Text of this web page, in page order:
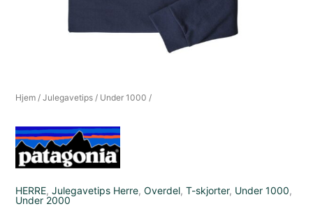
Hjem /Julegavetips / Under 1000 /
HERRE,Julegavetips Herre,Overdel,T-skjorter, Under 1000,
Under 2000